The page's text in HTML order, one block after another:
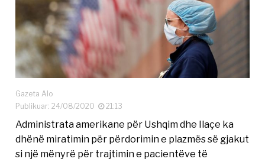
Gazeta Alo
Publikuar: 24/08/2020
21:13
Administrata amerikane për Ushqim dhe Ilaçe ka
dhënë miratimin për përdorimin e plazmës së gjakut
si një mënyrë për trajtimin e pacientëve të